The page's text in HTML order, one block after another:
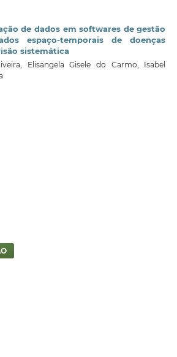
de dados em softwares de gestão
espaço-temporais de doenças
sistemática
Elisangela Gisele do Carmo, Isabel